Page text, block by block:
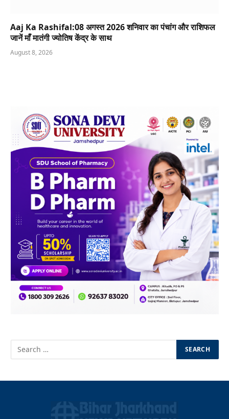
Aaj Ka Rashifal:08 अगस्त 2026 शनिवार का पंचांग और राशिफल
जानें माँ मातंगी ज्योतिष केंद्र के साथ
August 8, 2026